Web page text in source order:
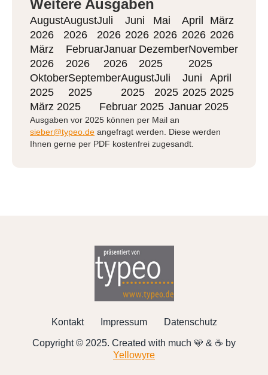
Weitere Ausgaben
August
2026
August
2026
Juli
2026
Juni
2026
Mai
2026
April
2026
März
2026
März
2026
Februar
2026
Januar
2026
Dezember
2025
November
2025
Oktober
2025
September
2025
August
2025
Juli
2025
Juni
2025
April
2025
März 2025
Februar 2025 Januar 2025
Ausgaben vor 2025 können per Mail an
sieber@typeo.de angefragt werden. Diese werden
Ihnen gerne per PDF kostenfrei zugesandt.
Kontakt Impressum Datenschutz
Copyright © 2025. Created with much 🩵 & ☕ by
Yellowyre